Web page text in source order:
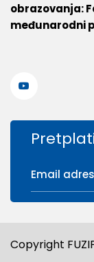
obrazovanja:
međunarodni
Copyright